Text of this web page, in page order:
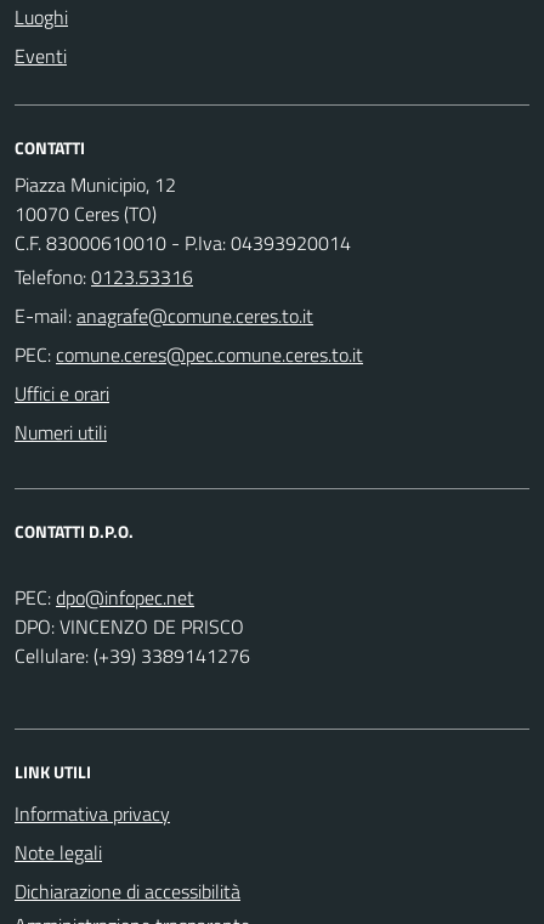
Luoghi
Eventi
CONTATTI
Piazza Municipio, 12
10070 Ceres (TO)
C.F. 83000610010 - P.Iva: 04393920014
Telefono:0123.53316
E-mail:
PEC:
Uffici e orari
Numeri utili
CONTATTI D.P.O.
PEC:
DPO: VINCENZO DE PRISCO
Cellulare: (+39) 3389141276
LINK UTILI
Informativa privacy
Note legali
Dichiarazione di accessibilità